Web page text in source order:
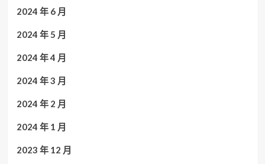
2024 年 6 月
2024 年 5 月
2024 年 4 月
2024 年 3 月
2024 年 2 月
2024 年 1 月
2023 年 12 月